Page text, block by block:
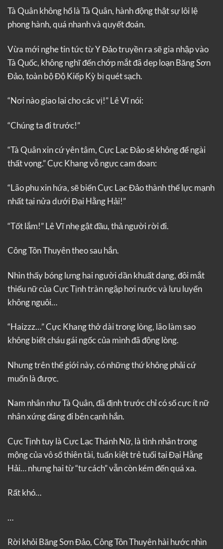
Tà Quân không hổ là Tà Quân, hành động thật sự lôi lệ
phong hành, quá nhanh và quyết đoán.
Vừa mới nghe tin tức từ Y Đảo truyền ra sẽ gia nhập vào
Tà Quốc, không nghĩ đến chớp mắt đã dẹp loạn Băng Sơn
Đảo, toàn bộ Độ Kiếp Kỳ bị quét sạch.
“Nơi nào giao lại cho các vị!” Lê Vĩ nói:
“Chúng ta đi trước!”
“Tà Quân xin cứ yên tâm, Cực Lạc Đảo sẽ không để ngài
thất vọng.” Cực Khang vỗ ngực cam đoan:
“Lão phu xin hứa, sẽ biến Cực Lạc Đảo thành thế lực mạnh
nhất tại nửa dưới Đại Hằng Hải!”
“Tốt lắm!” Lê Vĩ nhẹ gật đầu, thả người rời đi.
Công Tôn Thuyên theo sau hắn.
Nhìn thấy bóng lưng hai người dần khuất dạng, đôi mắt
thiếu nữ của Cực Tịnh tràn ngập hơi nước và lưu luyến
không nguôi…
“Haizzz…” Cực Khang thở dài trong lòng, lão làm sao
không biết cháu gái ngốc của mình đã động lòng.
Nhưng trên thế giới này, có những thứ không phải cứ
muốn là được.
Nam nhân như Tà Quân, đã định trước chỉ có số cực ít nữ
nhân xứng đáng đi bên cạnh hắn.
Cực Tịnh tuy là Cực Lạc Thánh Nữ, là tình nhân trong
mộng của vô số thiên tài, tuấn kiệt trẻ tuổi tại Đại Hằng
Hải… nhưng hai từ “tư cách” vẫn còn kém đến quá xa.
Rất khó…
…
Rời khỏi Băng Sơn Đảo, Công Tôn Thuyên hài hước nhìn